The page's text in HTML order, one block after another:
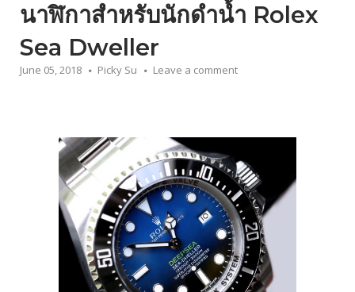
นาฬิกาสำหรับนักดำน้ำ Rolex
Sea Dweller
June 05, 2018 Picky Su Leave a comment